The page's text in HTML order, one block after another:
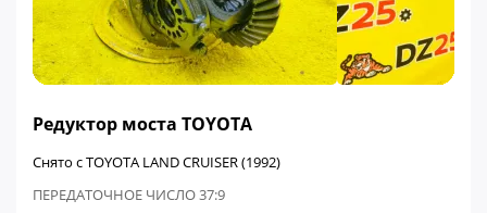
Редуктор моста TOYOTA
Снято с TOYOTA LAND CRUISER (1992)
ПЕРЕДАТОЧНОЕ ЧИСЛО 37:9